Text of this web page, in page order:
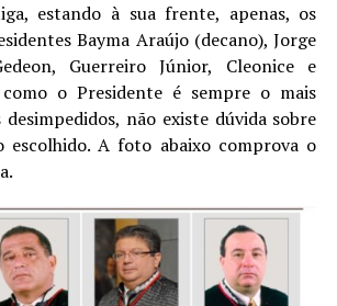
estando à sua frente, apenas, os
Bayma Araújo (decano), Jorge
Guerreiro Júnior, Cleonice e
como o Presidente é sempre o mais
não existe dúvida sobre
escolhido. A foto abaixo comprova o